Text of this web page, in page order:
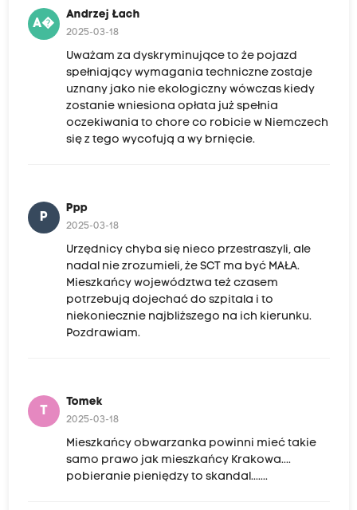
A�
Andrzej Łach
2025-03-18
Uważam za dyskryminujące to że pojazd
spełniający wymagania techniczne zostaje
uznany jako nie ekologiczny wówczas kiedy
zostanie wniesiona opłata już spełnia
oczekiwania to chore co robicie w Niemczech
się z tego wycofują a wy brnięcie.
P
Ppp
2025-03-18
Urzędnicy chyba się nieco przestraszyli, ale
nadal nie zrozumieli, że SCT ma być MAŁA.
Mieszkańcy województwa też czasem
potrzebują dojechać do szpitala i to
niekoniecznie najbliższego na ich kierunku.
Pozdrawiam.
T
Tomek
2025-03-18
Mieszkańcy obwarzanka powinni mieć takie
samo prawo jak mieszkańcy Krakowa....
pobieranie pieniędzy to skandal.......